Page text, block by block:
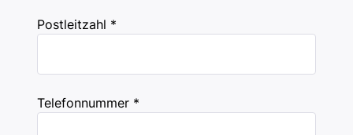
Postleitzahl *
Telefonnummer *